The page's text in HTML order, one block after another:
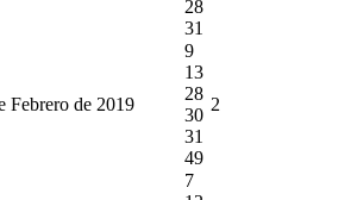
28
31
Febrero de 2019
9
13
28
30
31
49
2
7